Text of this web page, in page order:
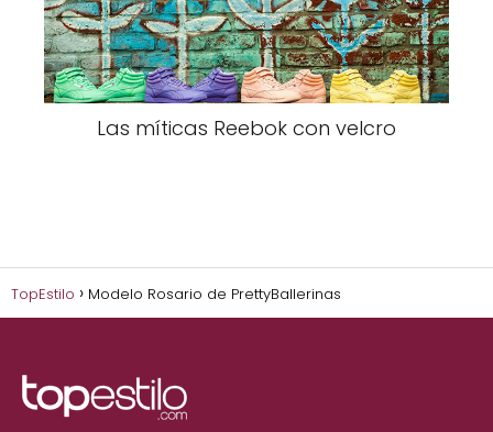
Las míticas Reebok con velcro
TopEstilo Modelo Rosario de PrettyBallerinas